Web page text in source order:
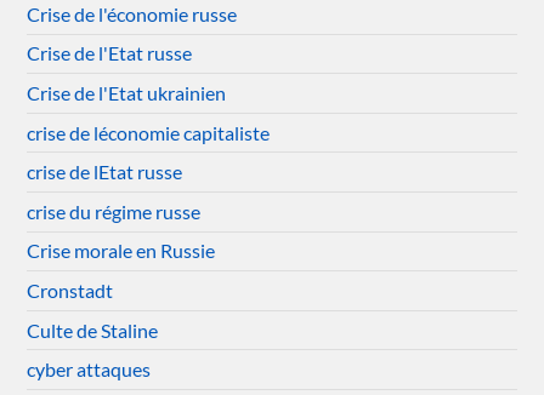
Crise de l'économie russe
Crise de l'Etat russe
Crise de l'Etat ukrainien
crise de léconomie capitaliste
crise de lEtat russe
crise du régime russe
Crise morale en Russie
Cronstadt
Culte de Staline
cyber attaques